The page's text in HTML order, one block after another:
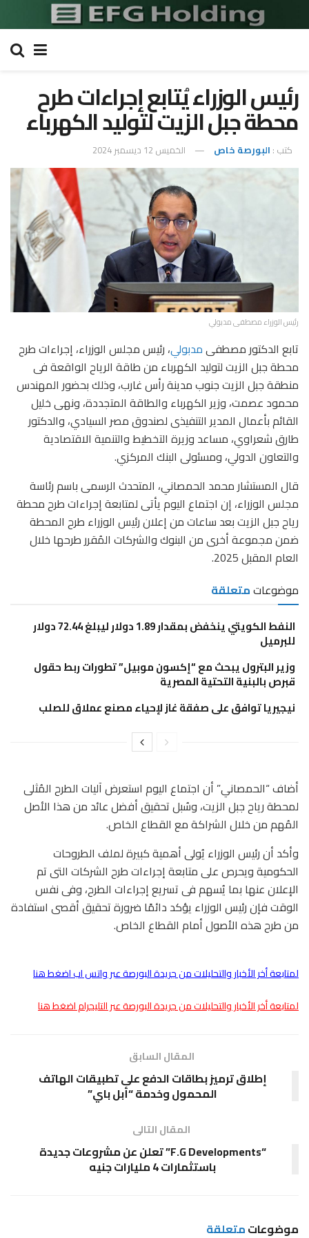
رئيس الوزراء يُتابع إجراءات طرح
محطة جبل الزيت لتوليد الكهرباء
كتب : البورصة خاص الخميس 12 ديسمبر 2024
رئيس الوزراء مصطفى مدبولي
تابع الدكتور مصطفىمدبولي، رئيس مجلس الوزراء، إجراءات طرح
محطة جبل الزيت لتوليد الكهرباء من طاقة الرياح الواقعة فى
منطقة جبل الزيت جنوب مدينة رأس غارب، وذلك بحضور المهندس
محمود عصمت، وزير الكهرباء والطاقة المتجددة، ونهى خليل
القائم بأعمال المدير التنفيذى لصندوق مصر السيادي، والدكتور
طارق شعراوي، مساعد وزيرة التخطيط والتنمية الاقتصادية
والتعاون الدولي، ومسئولى البنك المركزي.
قال المستشار محمد الحمصاني، المتحدث الرسمى باسم رئاسة
مجلس الوزراء، إن اجتماع اليوم يأتى لمتابعة إجراءات طرح محطة
رياح جبل الزيت بعد ساعات من إعلان رئيس الوزراء طرح المحطة
ضمن مجموعة أخرى من البنوك والشركات المُقرر طرحها خلال
العام المقبل 2025.
موضوعاتمتعلقة
النفط الكويتي ينخفض بمقدار 1.89 دولار ليبلغ 72.44 دولار
للبرميل
وزير البترول يبحث مع “إكسون موبيل” تطورات ربط حقول
قبرص بالبنية التحتية المصرية
نيجيريا توافق على صفقة غاز لإحياء مصنع عملاق للصلب
أضاف “الحمصاني” أن اجتماع اليوم استعرض آليات الطرح المُثلى
لمحطة رياح جبل الزيت، وسُبل تحقيق أفضل عائد من هذا الأصل
المُهم من خلال الشراكة مع القطاع الخاص.
وأكد أن رئيس الوزراء يُولى أهمية كبيرة لملف الطروحات
الحكومية ويحرص على متابعة إجراءات طرح الشركات التى تم
الإعلان عنها بما يُسهم فى تسريع إجراءات الطرح، وفى نفس
الوقت فإن رئيس الوزراء يؤكد دائمًا ضرورة تحقيق أقصى استفادة
من طرح هذه الأصول أمام القطاع الخاص.
لمتابعة أخر الأخبار والتحليلات من جريدة البورصة عبر واتس اب اضغط هنا
لمتابعة أخر الأخبار والتحليلات من جريدة البورصة عبر التليجرام اضغط هنا
المقال السابق
إطلاق ترميز بطاقات الدفع على تطبيقات الهاتف
المحمول وخدمة “أبل باي”
المقال التالى
“F.G Developments” تعلن عن مشروعات جديدة
باستثمارات 4 مليارات جنيه
موضوعاتمتعلقة